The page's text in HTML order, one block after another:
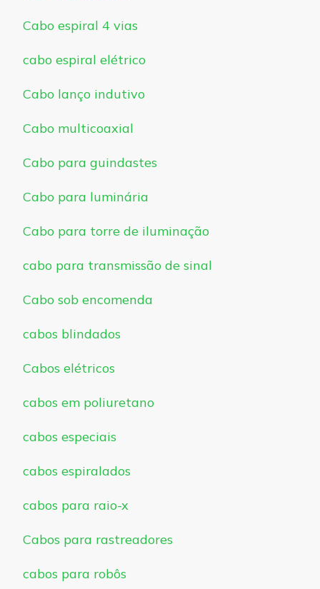
Cabo espiral 4 vias
cabo espiral elétrico
Cabo lanço indutivo
Cabo multicoaxial
Cabo para guindastes
Cabo para luminária
Cabo para torre de iluminação
cabo para transmissão de sinal
Cabo sob encomenda
cabos blindados
Cabos elétricos
cabos em poliuretano
cabos especiais
cabos espiralados
cabos para raio-x
Cabos para rastreadores
cabos para robôs